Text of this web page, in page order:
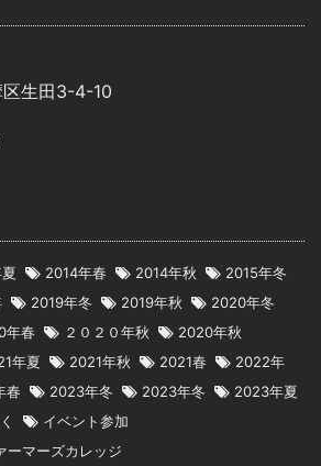
生田3-4-10
2014年春 2014年秋
2015年冬
2019年冬 2019年秋
2020年冬
年春 ２０２０年秋
2020年秋
年夏 2021年秋 2021春
2022年
春 2023年冬 2023年冬
2023年夏
イベント参加
ーマーズカレッジ